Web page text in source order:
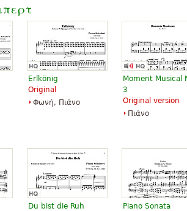
Erlkönig
Original
Φωνή, Πιάνο
Moment Musical
3
Original version
Πιάνο
Du bist die Ruh
Piano Sonata